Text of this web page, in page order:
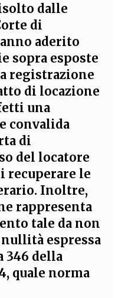
dalle
di
aderito
sopra esposte
registrazione
di locazione
una
convalida
di
del locatore
recuperare le
Inoltre,
rappresenta
tale da non
espressa
346 della
quale norma